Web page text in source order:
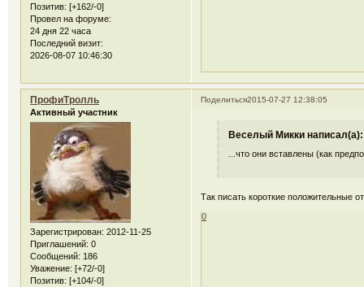
Позитив: [+162/-0]
Провел на форуме:
24 дня 22 часа
Последний визит:
2026-08-07 10:46:30
Поделиться2015-07-27 12:38:05
ПрофиТролль
Активный участник
Зарегистрирован: 2012-11-25
Приглашений: 0
Сообщений: 186
Уважение: [+72/-0]
Позитив: [+104/-0]
Веселый Микки написал(а):
...что они вставлены (как
Так писать короткие положительные
0